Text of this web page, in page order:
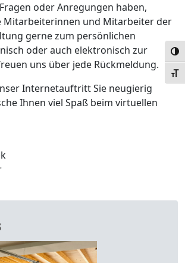
oder Anregungen haben,
Mitarbeiterinnen und Mitarbeiter der
gerne zum persönlichen
oder auch elektronisch zur
uns über jede Rückmeldung.
Internetauftritt Sie neugierig
Ihnen viel Spaß beim virtuellen